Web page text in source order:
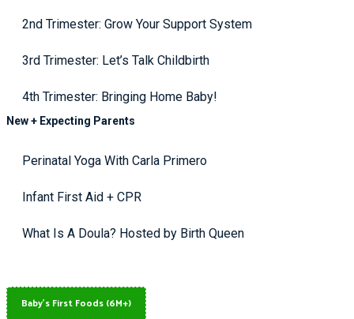
2nd Trimester: Grow Your Support System
3rd Trimester: Let’s Talk Childbirth
4th Trimester: Bringing Home Baby!
New + Expecting Parents
Perinatal Yoga With Carla Primero
Infant First Aid + CPR
What Is A Doula? Hosted by Birth Queen
Baby's First Foods (6M+)